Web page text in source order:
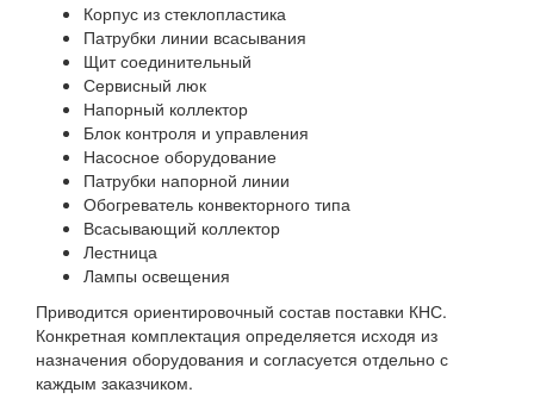
Корпус из стеклопластика
Патрубки линии всасывания
Щит соединительный
Сервисный люк
Напорный коллектор
Блок контроля и управления
Насосное оборудование
Патрубки напорной линии
Обогреватель конвекторного типа
Всасывающий коллектор
Лестница
Лампы освещения
Приводится ориентировочный состав поставки КНС.
Конкретная комплектация определяется исходя из
назначения оборудования и согласуется отдельно с
каждым заказчиком.